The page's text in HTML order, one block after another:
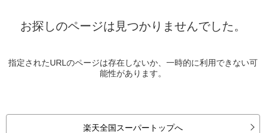
お探しのページは見つかりませんでした。
指定されたURLのページは存在しないか、一時的に利用できない可
能性があります。
楽天全国スーパートップへ